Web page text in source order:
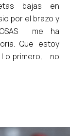
bajas en
por el brazo y
me ha
Que estoy
primero, no